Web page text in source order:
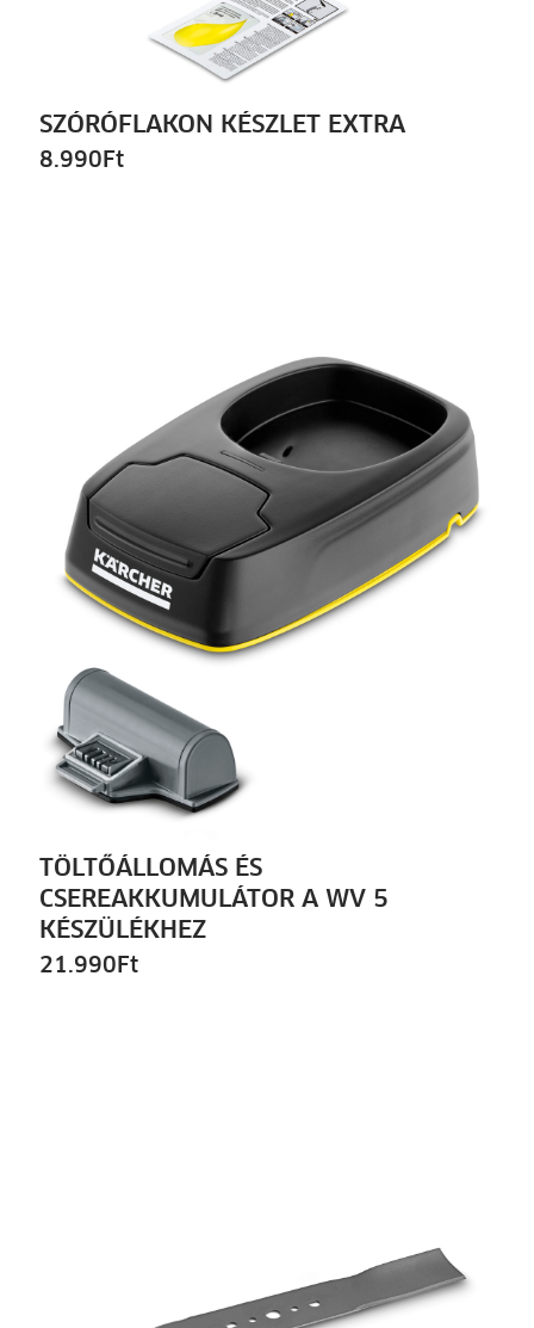
SZÓRÓFLAKON KÉSZLET EXTRA
8.990 Ft
TÖLTŐÁLLOMÁS ÉS
CSEREAKKUMULÁTOR A WV 5
KÉSZÜLÉKHEZ
21.990 Ft